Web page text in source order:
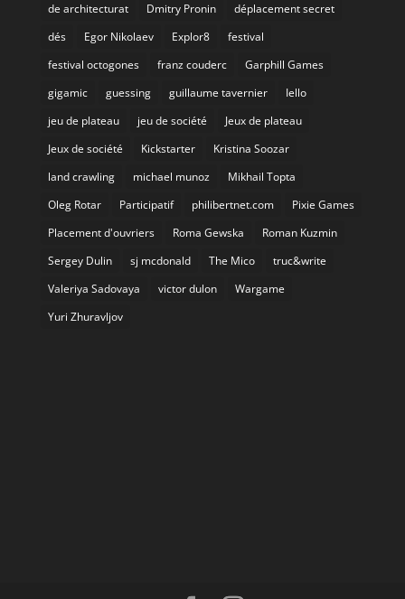
de architecturat
Dmitry Pronin
déplacement secret
dés
Egor Nikolaev Explor8
festival
festival octogones
franz couderc
Garphill Games
gigamic
guessing guillaume tavernier
Iello
jeu de plateau
jeu de société
Jeux de plateau
Jeux de société
Kickstarter
Kristina Soozar
land crawling
michael munoz
Mikhail Topta
Oleg Rotar
Participatif philibertnet.com
Pixie Games
Placement d'ouvriers
Roma Gewska
Roman Kuzmin
Sergey Dulin
sj mcdonald The Mico
truc&write
Valeriya Sadovaya
victor dulon
Wargame
Yuri Zhuravljov